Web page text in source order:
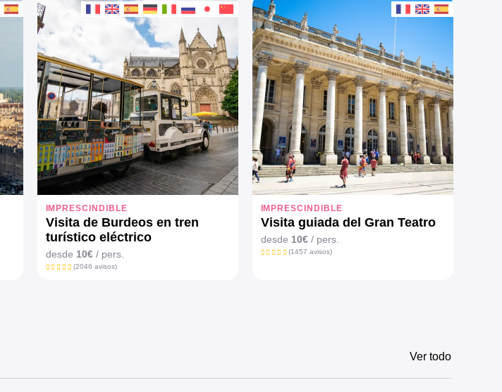
IMPRESCINDIBLE
Visita de Burdeos en tren
turístico eléctrico
desde 10€/ pers.
(2046 avisos)
IMPRESCINDIBLE
Visita guiada del Gran Teatro
desde 10€/ pers.
(1457 avisos)
Ver todo